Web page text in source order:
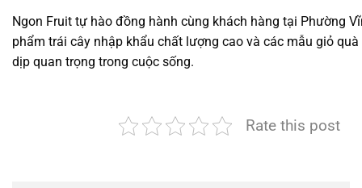
Ngon Fruit tự hào đồng hành cùng khách hàng tại Phường
phẩm trái cây nhập khẩu chất lượng cao và các mẫu giỏ
dịp quan trọng trong cuộc sống.
Rate this post